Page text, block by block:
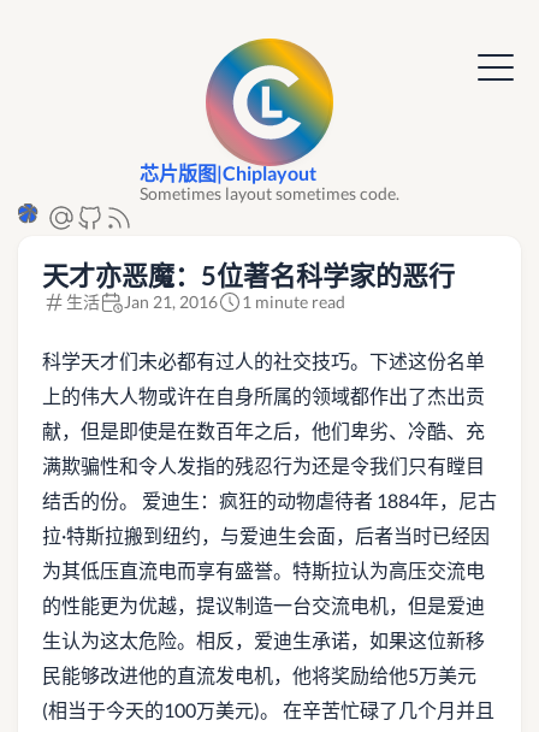
芯片版图|Chiplayout
Sometimes layout sometimes code.
天才亦恶魔：5位著名科学家的恶行
生活 Jan 21, 2016 1 minute read
科学天才们未必都有过人的社交技巧。下述这份名单
上的伟大人物或许在自身所属的领域都作出了杰出贡
献，但是即使是在数百年之后，他们卑劣、冷酷、充
满欺骗性和令人发指的残忍行为还是令我们只有瞠目
结舌的份。 爱迪生：疯狂的动物虐待者 1884年，尼古
拉·特斯拉搬到纽约，与爱迪生会面，后者当时已经因
为其低压直流电而享有盛誉。特斯拉认为高压交流电
的性能更为优越，提议制造一台交流电机，但是爱迪
生认为这太危险。相反，爱迪生承诺，如果这位新移
民能够改进他的直流发电机，他将奖励给他5万美元
(相当于今天的100万美元)。 在辛苦忙碌了几个月并且